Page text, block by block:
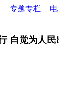
专题专栏
自觉为人